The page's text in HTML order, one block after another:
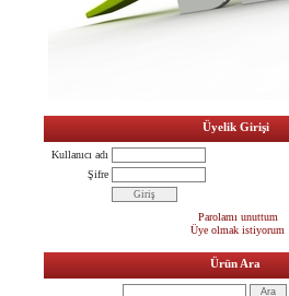
Üyelik Girişi
Kullanıcı adı
Şifre
Parolamı unuttum
Üye olmak istiyorum
Ürün Ara